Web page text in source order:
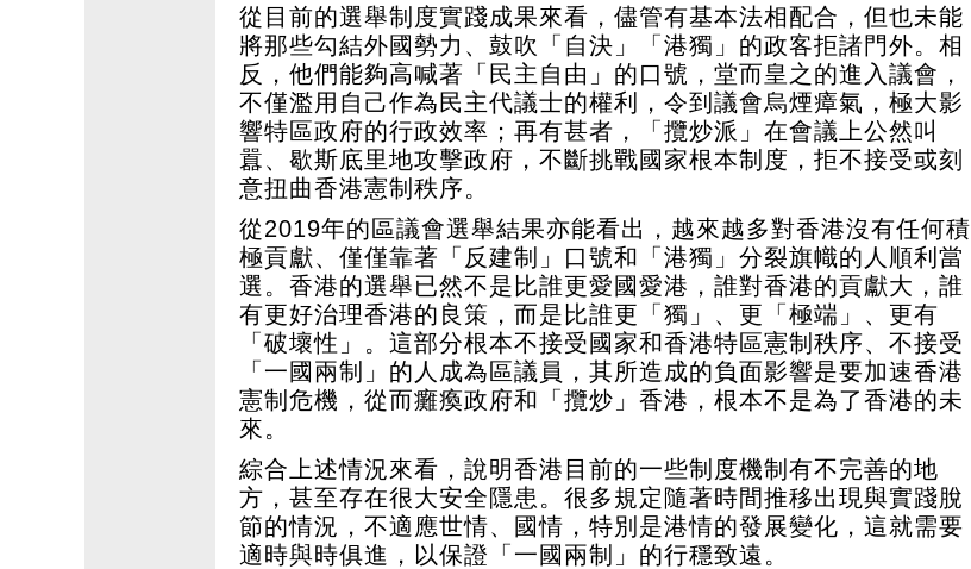
從目前的選舉制度實踐成果來看，儘管有基本法相配合，但也未能
將那些勾結外國勢力、鼓吹「自決」「港獨」的政客拒諸門外。相
反，他們能夠高喊著「民主自由」的口號，堂而皇之的進入議會，
不僅濫用自己作為民主代議士的權利，令到議會烏煙瘴氣，極大影
響特區政府的行政效率；再有甚者，「攬炒派」在會議上公然叫
囂、歇斯底里地攻擊政府，不斷挑戰國家根本制度，拒不接受或刻
意扭曲香港憲制秩序。
從2019年的區議會選舉結果亦能看出，越來越多對香港沒有任何積
極貢獻、僅僅靠著「反建制」口號和「港獨」分裂旗幟的人順利當
選。香港的選舉已然不是比誰更愛國愛港，誰對香港的貢獻大，誰
有更好治理香港的良策，而是比誰更「獨」、更「極端」、更有
「破壞性」。這部分根本不接受國家和香港特區憲制秩序、不接受
「一國兩制」的人成為區議員，其所造成的負面影響是要加速香港
憲制危機，從而癱瘓政府和「攬炒」香港，根本不是為了香港的未
來。
綜合上述情況來看，說明香港目前的一些制度機制有不完善的地
方，甚至存在很大安全隱患。很多規定隨著時間推移出現與實踐脫
節的情況，不適應世情、國情，特別是港情的發展變化，這就需要
適時與時俱進，以保證「一國兩制」的行穩致遠。